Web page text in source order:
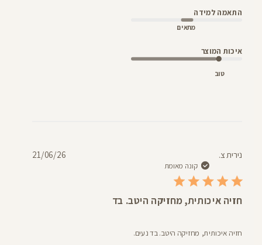
התאמה למידה
מתאים
איכות המוצר
טוב
נירית צ.
קונה מאומת
חזיה איכותית, מחזיקה היטב. בד
חזיה איכותית, מחזיקה היטב. בד נעים.
21/06/26